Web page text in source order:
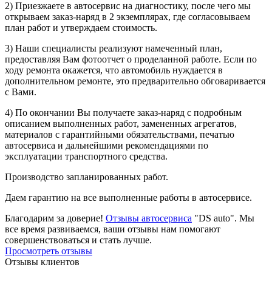
2) Приезжаете в автосервис на диагностику, после чего мы
открываем заказ-наряд в 2 экземплярах, где согласовываем
план работ и утверждаем стоимость.
3) Наши специалисты реализуют намеченный план,
предоставляя Вам фотоотчет о проделанной работе. Если по
ходу ремонта окажется, что автомобиль нуждается в
дополнительном ремонте, это предварительно обговаривается
с Вами.
4) По окончании Вы получаете заказ-наряд с подробным
описанием выполненных работ, замененных агрегатов,
материалов с гарантийными обязательствами, печатью
автосервиса и дальнейшими рекомендациями по
эксплуатации транспортного средства.
Производство запланированных работ.
Даем гарантию на все выполненные работы в автосервисе.
Благодарим за доверие! Отзывы автосервиса "DS auto". Мы
все время развиваемся, ваши отзывы нам помогают
совершенствоваться и стать лучше.
Просмотреть отзывы
Отзывы клиентов